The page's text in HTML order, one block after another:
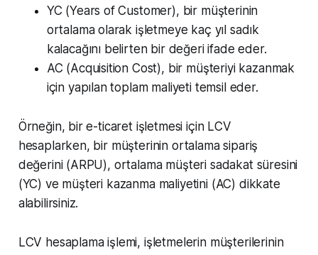
YC (Years of Customer), bir müşterinin
ortalama olarak işletmeye kaç yıl sadık
kalacağını belirten bir değeri ifade eder.
AC (Acquisition Cost), bir müşteriyi kazanmak
için yapılan toplam maliyeti temsil eder.
Örneğin, bir e-ticaret işletmesi için LCV
hesaplarken, bir müşterinin ortalama sipariş
değerini (ARPU), ortalama müşteri sadakat süresini
(YC) ve müşteri kazanma maliyetini (AC) dikkate
alabilirsiniz.
LCV hesaplama işlemi, işletmelerin müşterilerinin